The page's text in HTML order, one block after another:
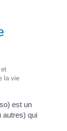
la vie
est un
autres) qui